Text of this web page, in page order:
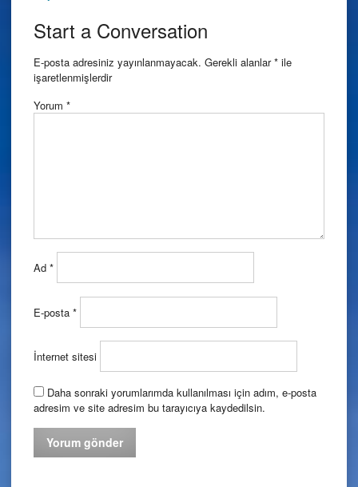
navigation
Start a Conversation
E-posta adresiniz yayınlanmayacak. Gerekli alanlar* ile
işaretlenmişlerdir
Yorum *
Ad *
E-posta *
İnternet sitesi
Daha sonraki yorumlarımda kullanılması için adım, e-posta
adresim ve site adresim bu tarayıcıya kaydedilsin.